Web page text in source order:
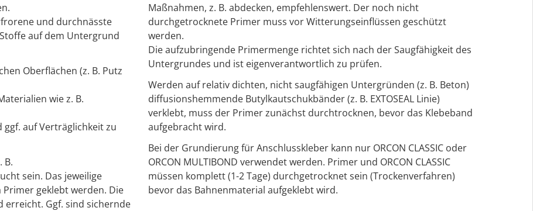
und durchnässte
auf dem Untergrund
Oberflächen (z. B. Putz
wie z. B.
auf Verträglichkeit zu
B.
sein. Das jeweilige
geklebt werden. Die
erreicht. Ggf. sind sichernde
Maßnahmen, z. B. abdecken, empfehlenswert. Der noch nicht
durchgetrocknete Primer muss vor Witterungseinflüssen geschützt
werden.
Die aufzubringende Primermenge richtet sich nach der Saugfähigkeit des
Untergrundes und ist eigenverantwortlich zu prüfen.
Werden auf relativ dichten, nicht saugfähigen Untergründen (z. B. Beton)
diffusionshemmende Butylkautschukbänder (z. B. EXTOSEAL Linie)
verklebt, muss der Primer zunächst durchtrocknen, bevor das Klebeband
aufgebracht wird.
Bei der Grundierung für Anschlusskleber kann nur ORCON CLASSIC oder
ORCON MULTIBOND verwendet werden. Primer und ORCON CLASSIC
müssen komplett (1-2 Tage) durchgetrocknet sein (Trockenverfahren)
bevor das Bahnenmaterial aufgeklebt wird.